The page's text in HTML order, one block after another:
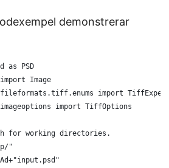
demonstrerar
as PSD
Image
import
import TiffOptions
for working directories.
"